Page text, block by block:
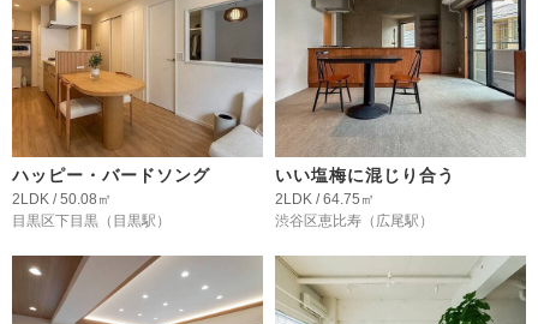
ハッピー・バードソング
2LDK / 50.08㎡
目黒区下目黒 （目黒駅）
いい塩梅に混じり合う
2LDK / 64.75㎡
渋谷区恵比寿 （広尾駅）